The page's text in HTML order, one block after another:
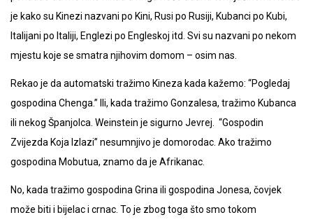
je kako su Kinezi nazvani po Kini, Rusi po Rusiji, Kubanci po Kubi,
Italijani po Italiji, Englezi po Engleskoj itd. Svi su nazvani po nekom
mjestu koje se smatra njihovim domom – osim nas.
Rekao je da automatski tražimo Kineza kada kažemo: “Pogledaj
gospodina Chenga.” Ili, kada tražimo Gonzalesa, tražimo Kubanca
ili nekog Španjolca. Weinstein je sigurno Jevrej. “Gospodin
Zvijezda Koja Izlazi” nesumnjivo je domorodac. Ako tražimo
gospodina Mobutua, znamo da je Afrikanac.
No, kada tražimo gospodina Grina ili gospodina Jonesa, čovjek
može biti i bijelac i crnac. To je zbog toga što smo tokom